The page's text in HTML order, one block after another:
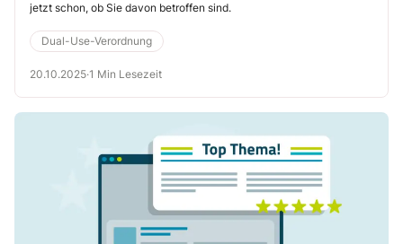
jetzt schon, ob Sie davon betroffen sind.
Dual-Use-Verordnung
20.10.2025·1 Min Lesezeit